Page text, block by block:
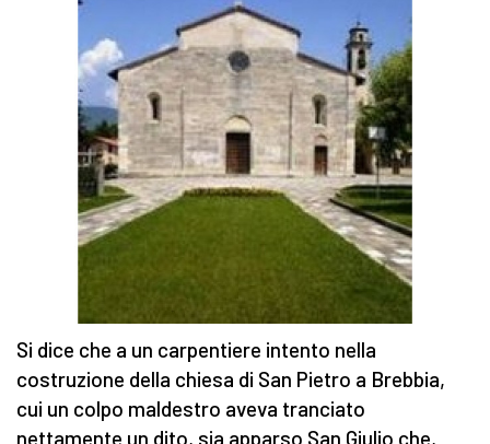
Si dice che a un carpentiere intento nella
costruzione della chiesa di San Pietro a Brebbia,
cui un colpo maldestro aveva tranciato
nettamente un dito, sia apparso San Giulio che,